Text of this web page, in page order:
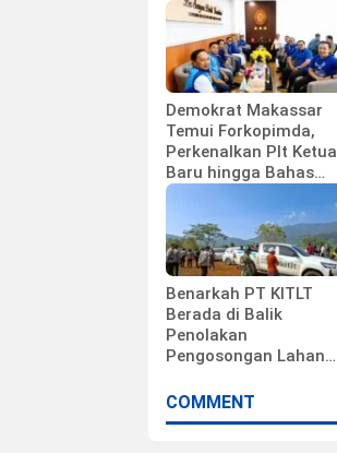
Demokrat Makassar
Temui Forkopimda,
Perkenalkan Plt Ketua
Baru hingga Bahas
Agenda HUT Partai
Benarkah PT KITLT
Berada di Balik
Penolakan
Pengosongan Lahan
COMMENT